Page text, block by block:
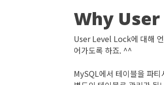
Why
User Level Lock에 대해
어가도록 하죠. ^^
MySQL에서 테이블을 파